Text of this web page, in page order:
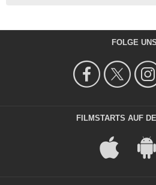
FOLGE UNS
FILMSTARTS AUF